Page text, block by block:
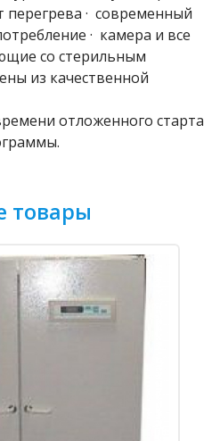
перегрева · современный
· камера и все
со стерильным
из качественной
отложенного старта
товары